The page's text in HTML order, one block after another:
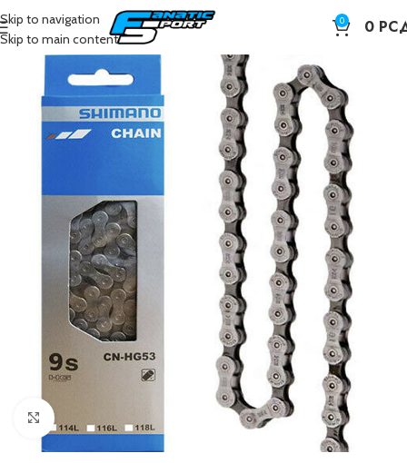
Skip to navigation
Skip to main content
0 0
Kliknite da poveća sliku